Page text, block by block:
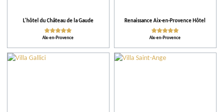
L'hôtel du Château de la Gaude
Aix-en-Provence
Renaissance Aix-en-Provence Hôtel
Aix-en-Provence